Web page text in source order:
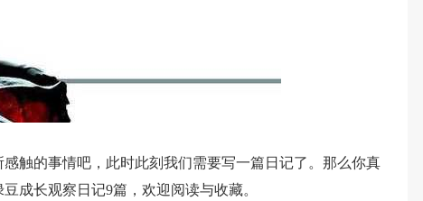
触的事情吧，此时此刻我们需要写一篇日记了。那么你真
成长观察日记9篇，欢迎阅读与收藏。